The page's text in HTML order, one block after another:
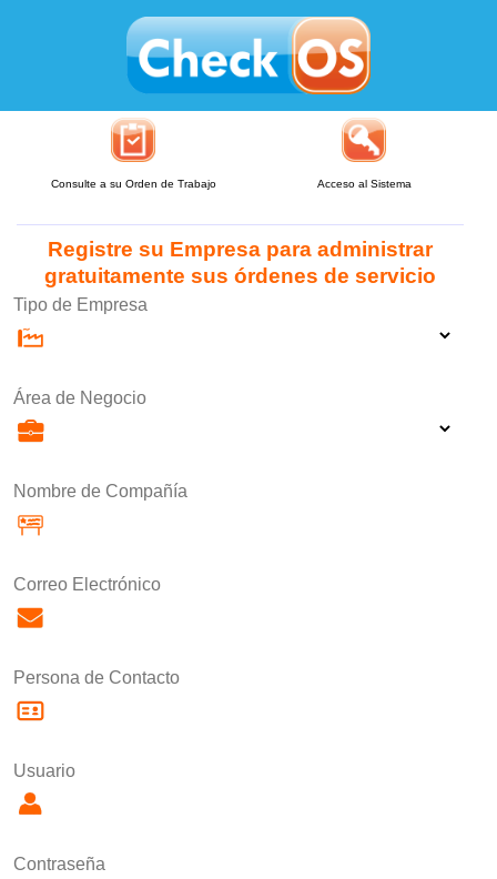
Consulte a su Orden de Trabajo Acceso al Sistema
Registre su Empresa para administrar
gratuitamente sus órdenes de servicio
Tipo de Empresa
Área de Negocio
Nombre de Compañía
Correo Electrónico
Persona de Contacto
Usuario
Contraseña